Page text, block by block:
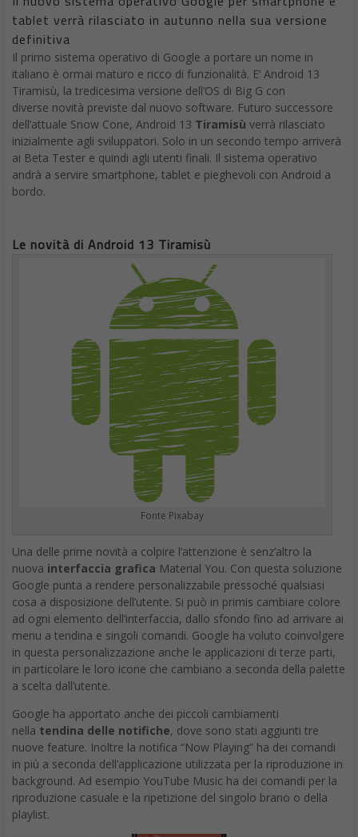
tablet verrà rilasciato in autunno nella sua versione
definitiva
Il primo sistema operativo di Google a portare un nome in
italiano è ormai maturo e ricco di funzionalità. E’ Android 13
Tiramisù, la tredicesima versione dell’OS di Big G con
diverse novità previste dal nuovo software. Futuro successore
dell’attuale Snow Cone, Android 13 Tiramisù verrà rilasciato
inizialmente agli sviluppatori. Solo in un secondo tempo arriverà
ai Beta Tester e quindi agli utenti finali. Il sistema operativo
andrà a servire smartphone, tablet e pieghevoli con Android a
bordo.
Le novità di Android 13 Tiramisù
Fonte Pixabay
Una delle prime novità a colpire l’attenzione è senz’altro la
nuova interfaccia grafica Material You. Con questa soluzione
Google punta a rendere personalizzabile pressoché qualsiasi
cosa a disposizione dell’utente. Si può in primis cambiare colore
ad ogni elemento dell’interfaccia, dallo sfondo fino ad arrivare ai
menu a tendina e singoli comandi. Google ha voluto coinvolgere
in questa personalizzazione anche le applicazioni di terze parti,
in particolare le loro icone che cambiano a seconda della palette
a scelta dall’utente.
Google ha apportato anche dei piccoli cambiamenti
nella tendina delle notifiche, dove sono stati aggiunti tre
nuove feature. Inoltre la notifica “Now Playing” ha dei comandi
in più a seconda dell’applicazione utilizzata per la riproduzione in
background. Ad esempio YouTube Music ha dei comandi per la
riproduzione casuale e la ripetizione del singolo brano o della
playlist.